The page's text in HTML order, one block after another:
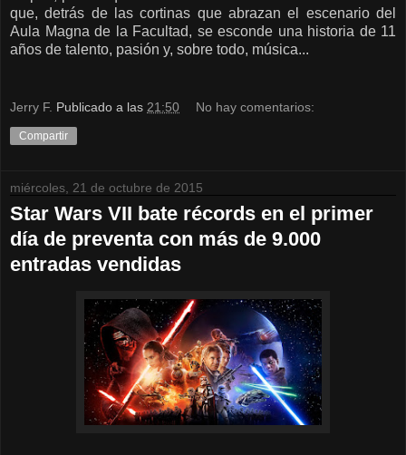
que, detrás de las cortinas que abrazan el escenario del
Aula Magna de la Facultad, se esconde una historia de 11
años de talento, pasión y, sobre todo, música...
Jerry F. Publicado a las 21:50 No hay comentarios:
Compartir
miércoles, 21 de octubre de 2015
Star Wars VII bate récords en el primer
día de preventa con más de 9.000
entradas vendidas